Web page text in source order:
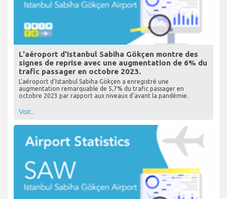
L'aéroport d'Istanbul Sabiha Gökçen montre des
signes de reprise avec une augmentation de 6% du
trafic passager en octobre 2023.
L'aéroport d'Istanbul Sabiha Gökçen a enregistré une
augmentation remarquable de 5,7% du trafic passager en
octobre 2023 par rapport aux niveaux d'avant la pandémie.
Voir...